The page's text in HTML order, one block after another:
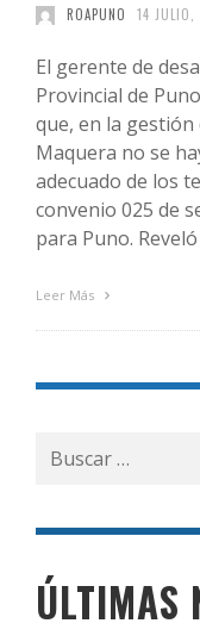
ROAPUNO 14 JULIO,
El gerente de
Provincial de
que, en la
Maquera no se
adecuado de los
convenio 025 de
para Puno.
Leer Más
Buscar
por:
ÚLTIMAS